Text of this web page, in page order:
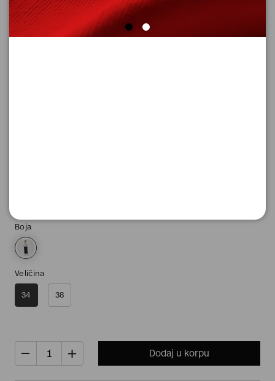
Boja
Veličina
34 38
Dodaj u korpu